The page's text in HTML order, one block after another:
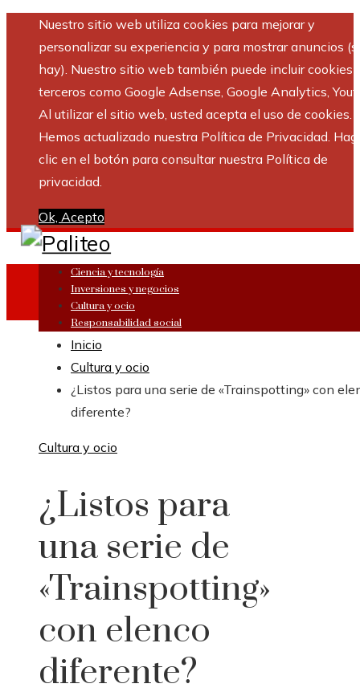
Nuestro sitio web utiliza cookies para mejorar y
personalizar su experiencia y para mostrar anuncios
hay). Nuestro sitio web también puede incluir cookies
terceros como Google Adsense, Google Analytics,
Al utilizar el sitio web, usted acepta el uso de cookies.
Hemos actualizado nuestra Política de Privacidad.
clic en el botón para consultar nuestra Política de
privacidad.
Ok, Acepto
Ciencia y tecnología
Inversiones y negocios
Cultura y ocio
Responsabilidad social
Inicio
Cultura y ocio
¿Listos para una serie de «Trainspotting» con
diferente?
Cultura y ocio
¿Listos para
una serie de
«Trainspotting»
con elenco
diferente?